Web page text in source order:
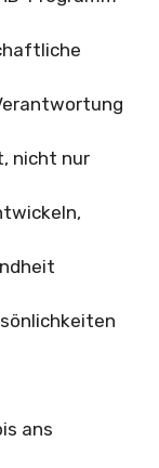
nicht nur
ans